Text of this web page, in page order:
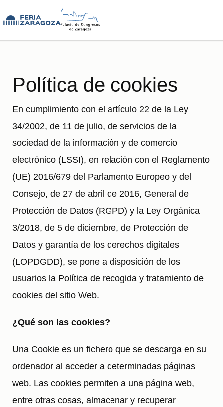
Pasar al contenido principal
Política de cookies
En cumplimiento con el artículo 22 de la Ley
34/2002, de 11 de julio, de servicios de la
sociedad de la información y de comercio
electrónico (LSSI), en relación con el Reglamento
(UE) 2016/679 del Parlamento Europeo y del
Consejo, de 27 de abril de 2016, General de
Protección de Datos (RGPD) y la Ley Orgánica
3/2018, de 5 de diciembre, de Protección de
Datos y garantía de los derechos digitales
(LOPDGDD), se pone a disposición de los
usuarios la Política de recogida y tratamiento de
cookies del sitio Web.
¿Qué son las cookies?
Una Cookie es un fichero que se descarga en su
ordenador al acceder a determinadas páginas
web. Las cookies permiten a una página web,
entre otras cosas, almacenar y recuperar